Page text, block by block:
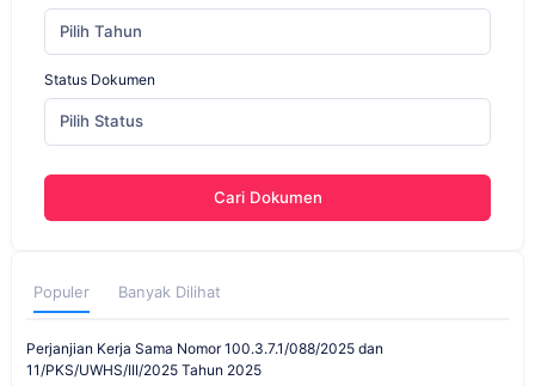
Pilih Tahun
Status Dokumen
Pilih Status
Cari Dokumen
Populer Banyak Dilihat
Perjanjian Kerja Sama Nomor 100.3.7.1/088/2025 dan
11/PKS/UWHS/III/2025 Tahun 2025